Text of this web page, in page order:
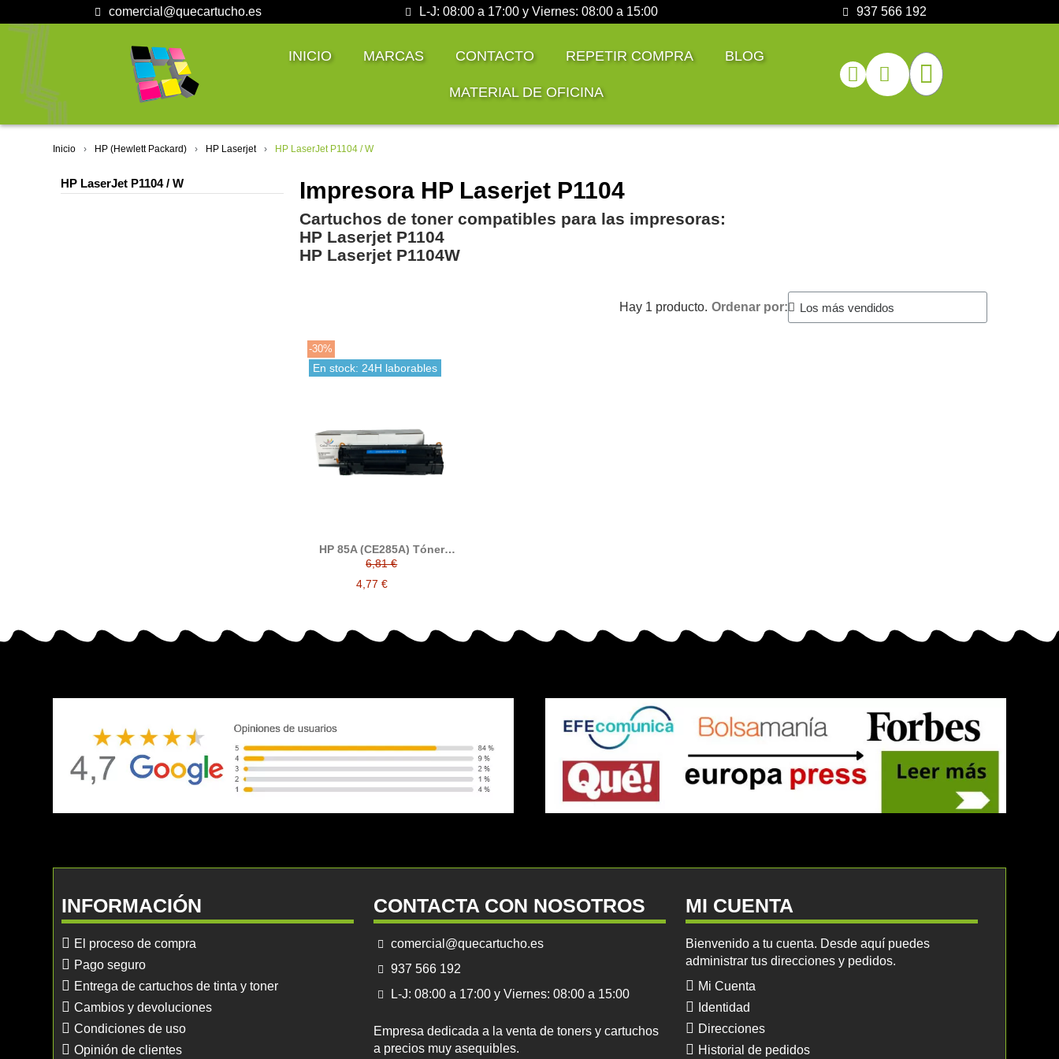
comercial@quecartucho.es L-J: 08:00 a 17:00 y Viernes: 08:00 a 15:00 937 566 192
INICIO MARCAS CONTACTO REPETIR COMPRA BLOG
MATERIAL DE OFICINA
Inicio HP (Hewlett Packard) HP Laserjet HP LaserJet P1104 / W
HP LaserJet P1104 / W Impresora HP Laserjet P1104
Cartuchos de toner compatibles para las impresoras:
HP Laserjet P1104
HP Laserjet P1104W
Hay 1 producto. Ordenar por:
-30%
En stock: 24H laborables
HP 85A (CE285A) Tóner
compatible
6,81 €
4,77 €
INFORMACIÓN
El proceso de compra
Pago seguro
Entrega de cartuchos de tinta y toner
Cambios y devoluciones
Condiciones de uso
Opinión de clientes
CONTACTA CON NOSOTROS
comercial@quecartucho.es
937 566 192
L-J: 08:00 a 17:00 y Viernes: 08:00 a 15:00
Empresa dedicada a la venta de toners y cartuchos
a precios muy asequibles.
MI CUENTA
Bienvenido a tu cuenta. Desde aquí puedes
administrar tus direcciones y pedidos.
Mi Cuenta
Identidad
Direcciones
Historial de pedidos